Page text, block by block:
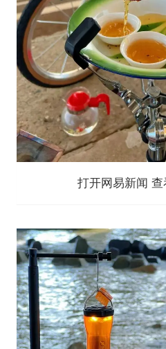
打开网易新闻